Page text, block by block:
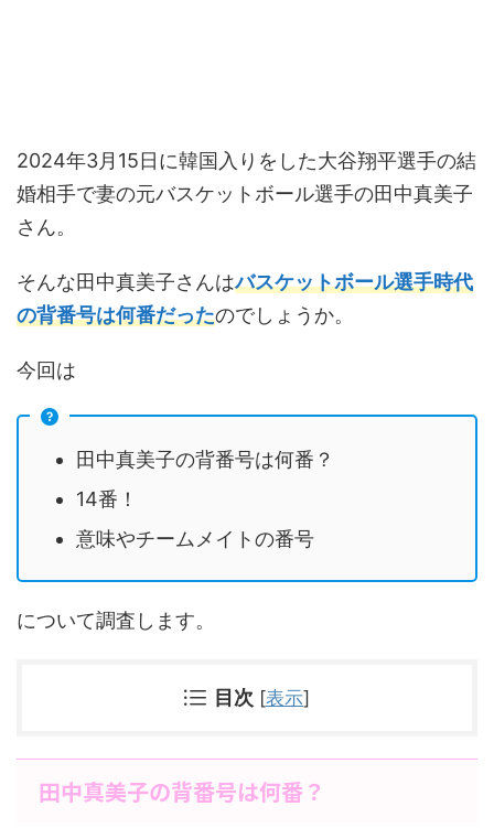
2024年3月15日に韓国入りをした大谷翔平選手の結
婚相手で妻の元バスケットボール選手の田中真美子
さん。
そんな田中真美子さんはバスケットボール選手時代
の背番号は何番だったのでしょうか。
今回は
田中真美子の背番号は何番？
14番！
意味やチームメイトの番号
について調査します。
目次 [表示]
田中真美子の背番号は何番？